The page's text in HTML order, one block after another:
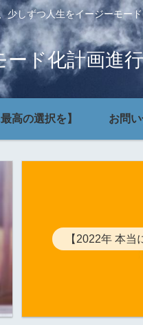
少しずつ人生をイージーモー
ード化計画進
高の選択を】 お問
【2022年 本当